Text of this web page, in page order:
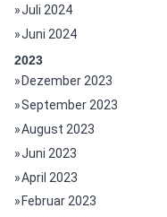
Juli 2024
Juni 2024
2023
Dezember 2023
September 2023
August 2023
Juni 2023
April 2023
Februar 2023